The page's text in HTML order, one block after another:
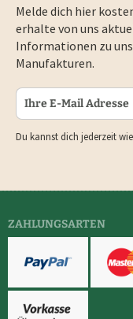
Melde dich hier
erhalte von uns
Informationen zu
Manufakturen.
Du kannst dich jederzeit
ZAHLUNGSARTEN